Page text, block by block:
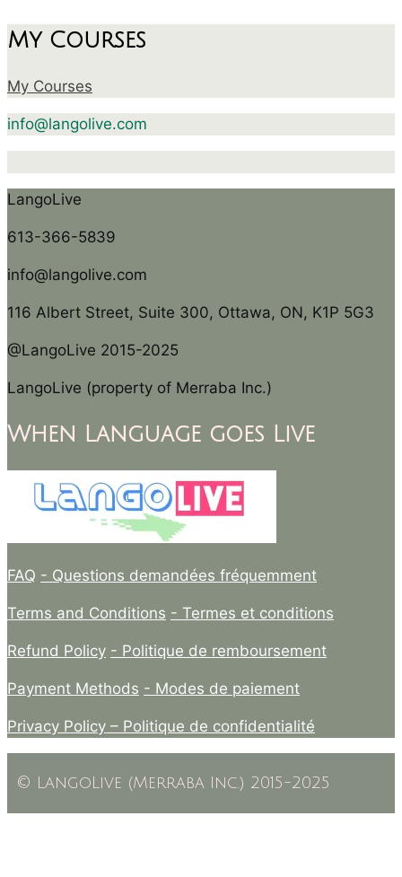
My Courses
My Courses
info@langolive.com
LangoLive
613-366-5839
info@langolive.com
116 Albert Street, Suite 300, Ottawa, ON, K1P 5G3
@LangoLive 2015-2025
LangoLive (property of Merraba Inc.)
When Language goes Live
FAQ - Questions demandées fréquemment
Terms and Conditions - Termes et conditions
Refund Policy - Politique de remboursement
Payment Methods - Modes de paiement
Privacy Policy – Politique de confidentialité
© LangoLive (Merraba Inc.) 2015-2025